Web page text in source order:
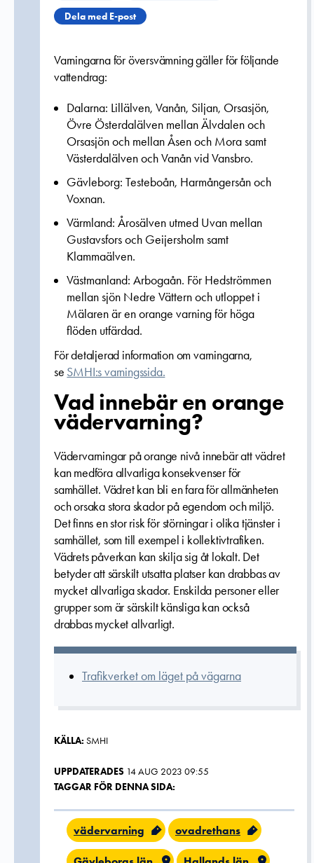
Dela med E-post
Varningarna för översvämning gäller för följande
vattendrag:
Dalarna: Lillälven, Vanån, Siljan, Orsasjön,
Övre Österdalälven mellan Älvdalen och
Orsasjön och mellan Åsen och Mora samt
Västerdalälven och Vanån vid Vansbro.
Gävleborg: Testeboån, Harmångersån och
Voxnan.
Värmland: Årosälven utmed Uvan mellan
Gustavsfors och Geijersholm samt
Klammaälven.
Västmanland: Arbogaån. För Hedströmmen
mellan sjön Nedre Vättern och utloppet i
Mälaren är en orange varning för höga
flöden utfärdad.
För detaljerad information om varningarna,
se SMHI:s varningssida.
Vad innebär en orange
vädervarning?
Vädervarningar på orange nivå innebär att vädret
kan medföra allvarliga konsekvenser för
samhället. Vädret kan bli en fara för allmänheten
och orsaka stora skador på egendom och miljö.
Det finns en stor risk för störningar i olika tjänster i
samhället, som till exempel i kollektivtrafiken.
Vädrets påverkan kan skilja sig åt lokalt. Det
betyder att särskilt utsatta platser kan drabbas av
mycket allvarliga skador. Enskilda personer eller
grupper som är särskilt känsliga kan också
drabbas mycket allvarligt.
Trafikverket om läget på vägarna
KÄLLA: SMHI
UPPDATERADES 14 AUG 2023 09:55
TAGGAR FÖR DENNA SIDA:
vädervarning ovadrethans